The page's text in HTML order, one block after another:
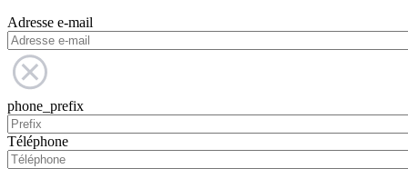
Adresse e-mail
phone_prefix
Téléphone